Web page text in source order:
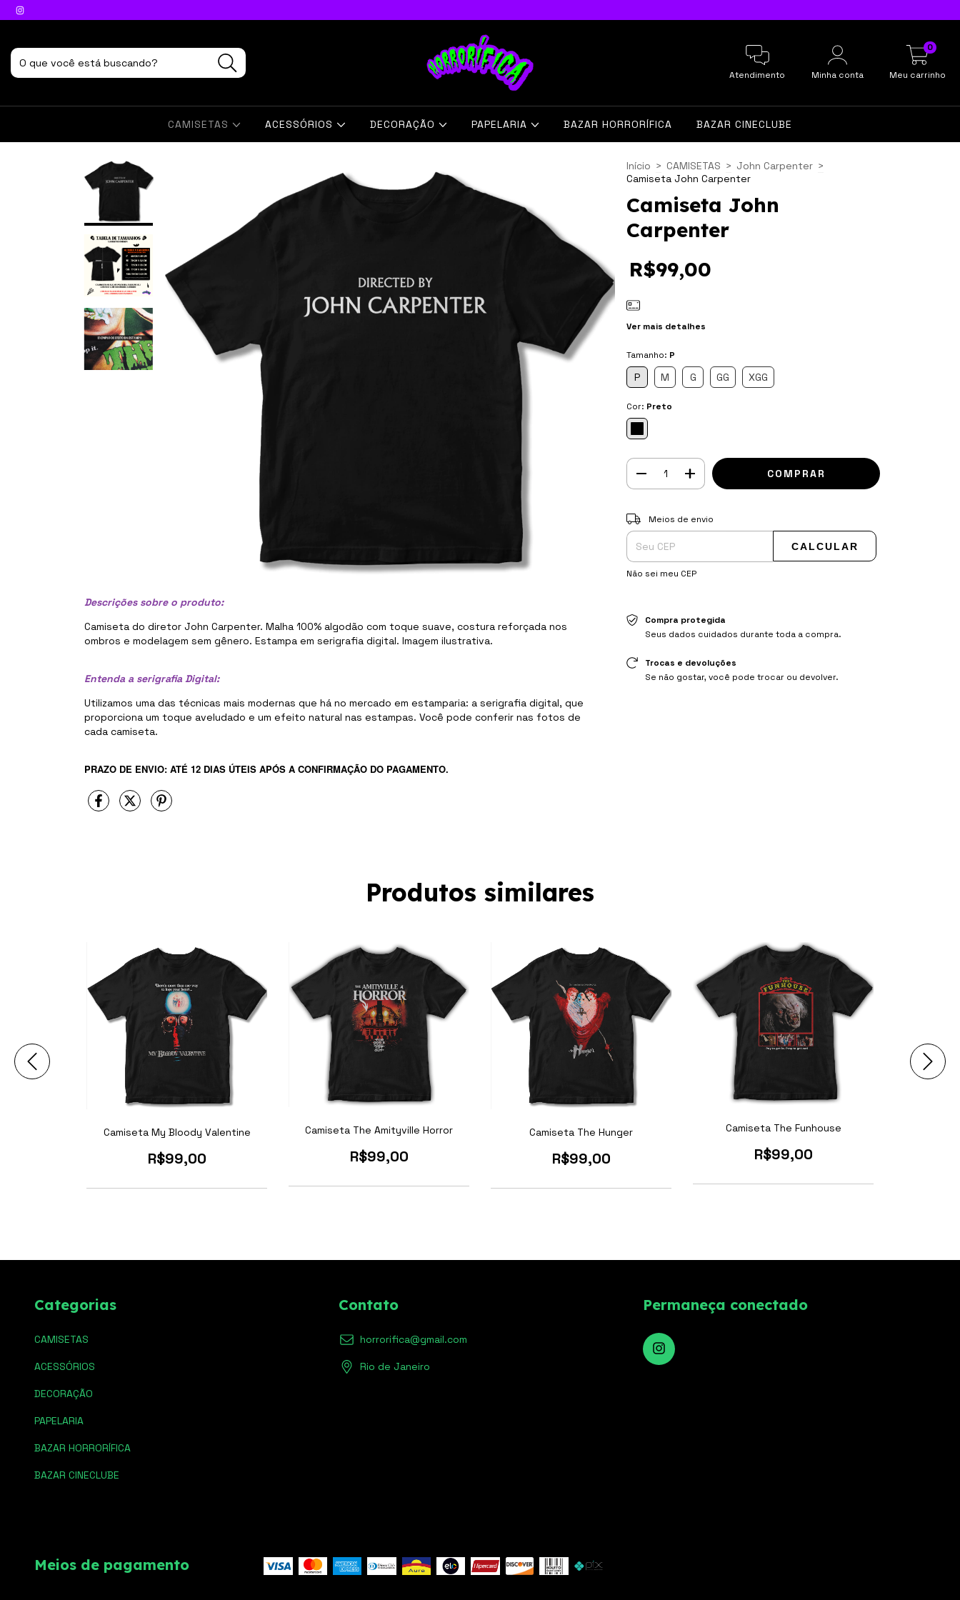
Atendimento Minha conta Meu carrinho
0
CAMISETAS ACESSÓRIOS DECORAÇÃO PAPELARIA BAZAR HORRORÍFICA BAZAR CINECLUBE
Descrições sobre o produto:
Camiseta do diretor John Carpenter. Malha 100% algodão com toque suave, costura reforçada nos
ombros e modelagem sem gênero. Estampa em serigrafia digital. Imagem ilustrativa.
Entenda a serigrafia Digital:
Utilizamos uma das técnicas mais modernas que há no mercado em estamparia: a serigrafia digital, que
proporciona um toque aveludado e um efeito natural nas estampas. Você pode conferir nas fotos de
cada camiseta.
PRAZO DE ENVIO: ATÉ 12 DIAS ÚTEIS APÓS A CONFIRMAÇÃO DO PAGAMENTO.
Início > CAMISETAS > John Carpenter >
Camiseta John Carpenter
Camiseta John
Carpenter
R$99,00
Ver mais detalhes
Tamanho: P
P M G GG XGG
Cor: Preto
Entregas para o CEP:
Meios de envio
CALCULAR
Não sei meu CEP
Compra protegida
Seus dados cuidados durante toda a compra.
Trocas e devoluções
Se não gostar, você pode trocar ou devolver.
Produtos similares
Camiseta My Bloody Valentine
R$99,00
Camiseta The Amityville Horror
R$99,00
Camiseta The Hunger
R$99,00
Camiseta The Funhouse
R$99,00
Categorias
CAMISETAS
ACESSÓRIOS
DECORAÇÃO
PAPELARIA
BAZAR HORRORÍFICA
BAZAR CINECLUBE
Contato
horrorifica@gmail.com
Rio de Janeiro
Permaneça conectado
Meios de pagamento